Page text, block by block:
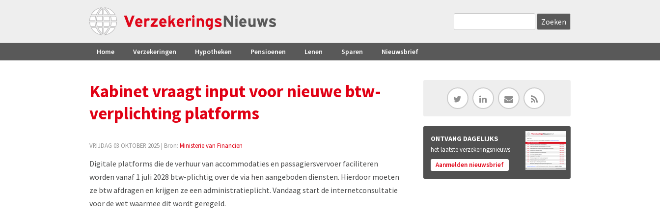
Home Verzekeringen Hypotheken Pensioenen Lenen Sparen Nieuwsbrief
Kabinet vraagt input voor nieuwe btw-
verplichting platforms
VRIJDAG 03 OKTOBER 2025 | Bron: Ministerie van Financien
Digitale platforms die de verhuur van accommodaties en passagiersvervoer faciliteren
worden vanaf 1 juli 2028 btw-plichtig over de via hen aangeboden diensten. Hierdoor moeten
ze btw afdragen en krijgen ze een administratieplicht. Vandaag start de internetconsultatie
voor de wet waarmee dit wordt geregeld.
ONTVANG DAGELIJKS
het laatste verzekeringsnieuws
Aanmelden nieuwsbrief